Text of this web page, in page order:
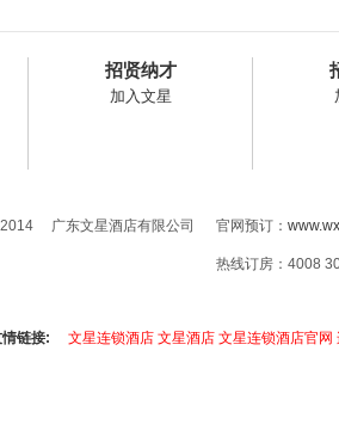
招贤纳才
加入文星
2014 广东文星酒店有限公司 官网预订：
热线订房：4008
链接: 文星连锁酒店 文星酒店 文星连锁酒店官网